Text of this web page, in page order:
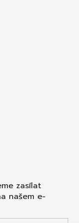
zasílat
našem e-